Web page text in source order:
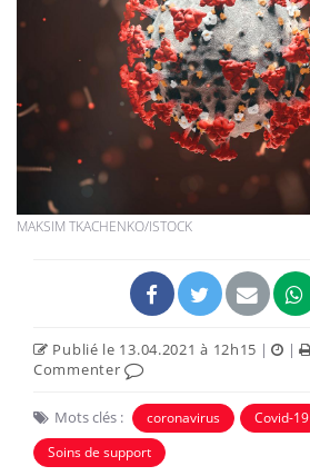
MAKSIM TKACHENKO/ISTOCK
Publié le 13.04.2021 à 12h15 | |
Commenter
Mots clés : coronavirus Covid-19
Soins de support